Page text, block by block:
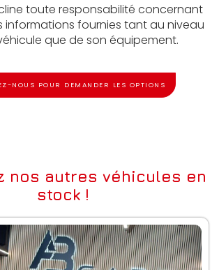
toute responsabilité concernant
informations fournies tant au niveau
que de son équipement.
NOUS POUR DEMANDER LES OPTIONS
nos autres véhicules en
stock !